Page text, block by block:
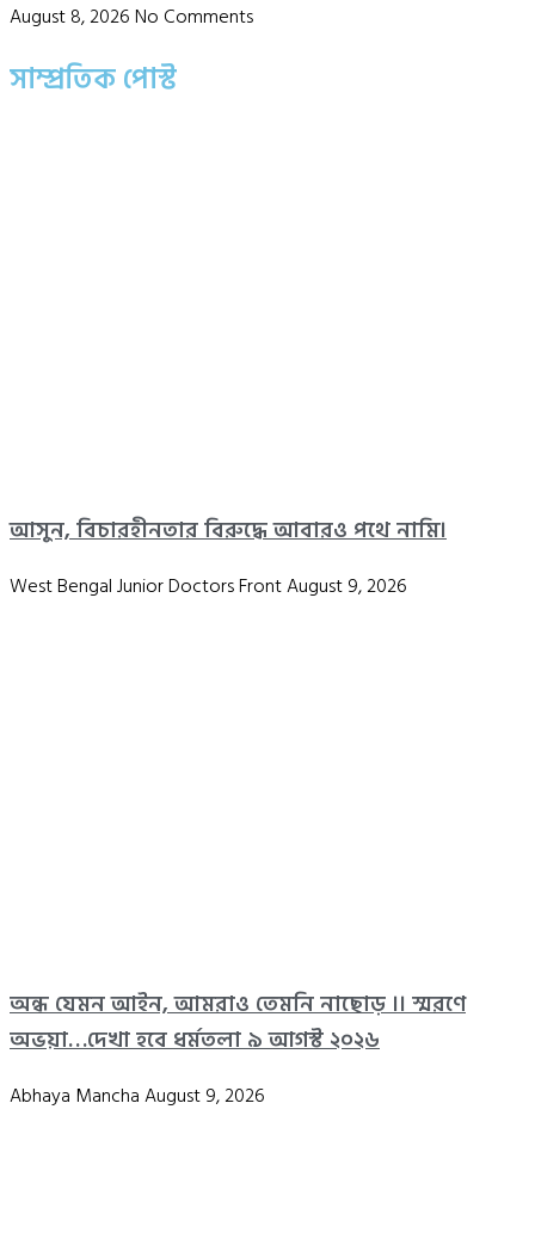
August 8, 2026No Comments
সাম্প্রতিক পোস্ট
আসুন, বিচারহীনতার বিরুদ্ধে আবারও পথে নামি।
West Bengal Junior Doctors FrontAugust 9, 2026
অন্ধ যেমন আইন, আমরাও তেমনি নাছোড় ।। স্মরণে
অভয়া…দেখা হবে ধর্মতলা ৯ আগস্ট ২০২৬
Abhaya ManchaAugust 9, 2026